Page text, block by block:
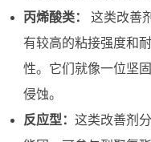
丙烯酸类：
这类改善
有较高的粘接强度和
性。它们就像一位坚
侵蚀。
反应型： 这类改善剂